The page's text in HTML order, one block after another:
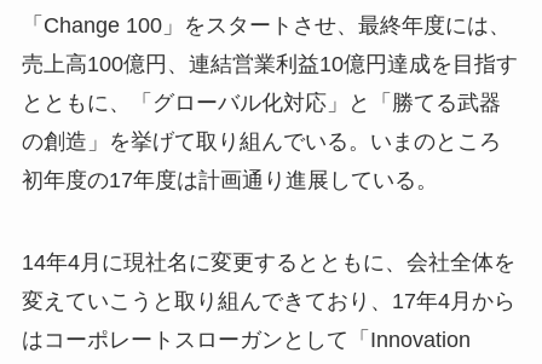
「Change 100」をスタートさせ、最終年度には、
売上高100億円、連結営業利益10億円達成を目指す
とともに、「グローバル化対応」と「勝てる武器
の創造」を挙げて取り組んでいる。いまのところ
初年度の17年度は計画通り進展している。
14年4月に現社名に変更するとともに、会社全体を
変えていこうと取り組んできており、17年4月から
はコーポレートスローガンとして「Innovation